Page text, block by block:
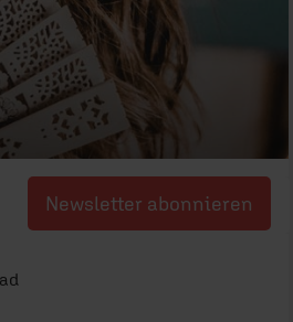
Newsletter abonnieren